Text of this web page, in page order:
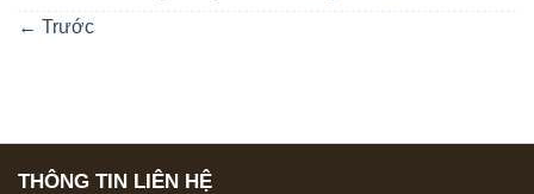
← Trước
THÔNG TIN LIÊN HỆ